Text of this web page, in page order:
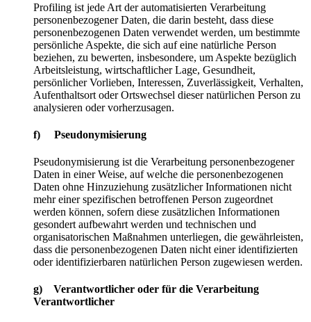
Profiling ist jede Art der automatisierten Verarbeitung
personenbezogener Daten, die darin besteht, dass diese
personenbezogenen Daten verwendet werden, um bestimmte
persönliche Aspekte, die sich auf eine natürliche Person
beziehen, zu bewerten, insbesondere, um Aspekte bezüglich
Arbeitsleistung, wirtschaftlicher Lage, Gesundheit,
persönlicher Vorlieben, Interessen, Zuverlässigkeit, Verhalten,
Aufenthaltsort oder Ortswechsel dieser natürlichen Person zu
analysieren oder vorherzusagen.
f) Pseudonymisierung
Pseudonymisierung ist die Verarbeitung personenbezogener
Daten in einer Weise, auf welche die personenbezogenen
Daten ohne Hinzuziehung zusätzlicher Informationen nicht
mehr einer spezifischen betroffenen Person zugeordnet
werden können, sofern diese zusätzlichen Informationen
gesondert aufbewahrt werden und technischen und
organisatorischen Maßnahmen unterliegen, die gewährleisten,
dass die personenbezogenen Daten nicht einer identifizierten
oder identifizierbaren natürlichen Person zugewiesen werden.
g) Verantwortlicher oder für die Verarbeitung
Verantwortlicher